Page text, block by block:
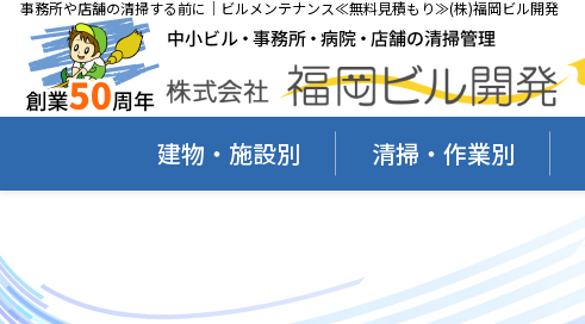
事務所や店舗の清掃する前に｜ビルメンテナンス≪無料見積もり≫(株)福岡ビル開発
建物・施設別 清掃・作業別